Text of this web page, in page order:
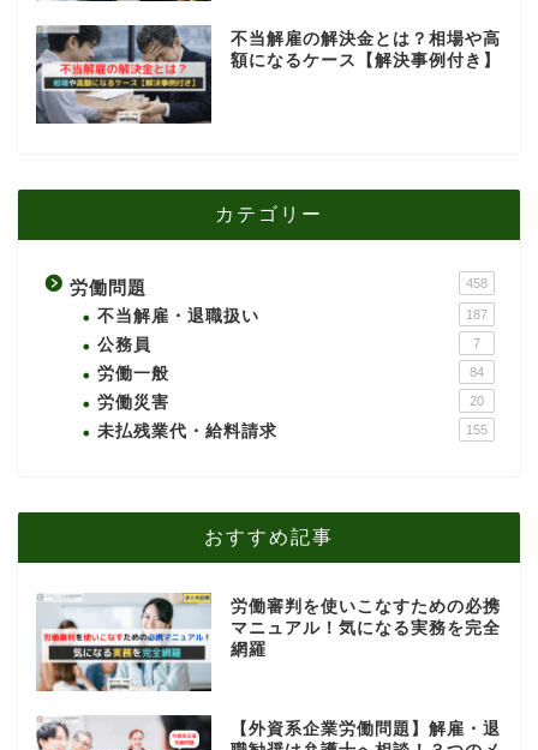
不当解雇の解決金とは？相場や高
額になるケース【解決事例付き】
カテゴリー
労働問題 458
不当解雇・退職扱い 187
公務員 7
労働一般 84
労働災害 20
未払残業代・給料請求 155
おすすめ記事
労働審判を使いこなすための必携
マニュアル！気になる実務を完全
網羅
【外資系企業労働問題】解雇・退